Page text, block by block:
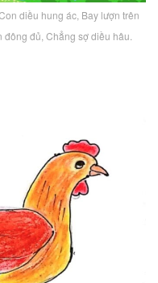
Con diều hung ác, Bay lượn trên
đủ, Chẳng sợ diều hâu.